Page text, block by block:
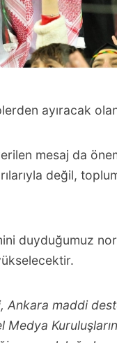
ayıracak
mesaj da
değil,
duyduğumuz
Ankara maddi
Medya